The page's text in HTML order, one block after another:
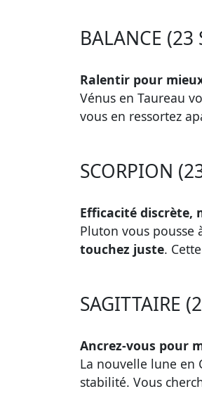
BALANCE (23
Ralentir pour
Vénus en Taureau
vous en ressortez
SCORPION
Efficacité discrète,
Pluton vous pousse
touchez juste.
SAGITTAIRE
Ancrez-vous pour
La nouvelle lune en
stabilité. Vous